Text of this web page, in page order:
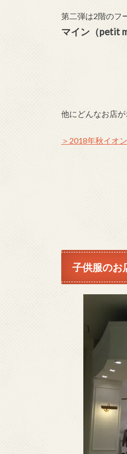
第二弾は2階のフ
マイン（petit
他にどんなお店
＞2018年秋イオ
子供服のお